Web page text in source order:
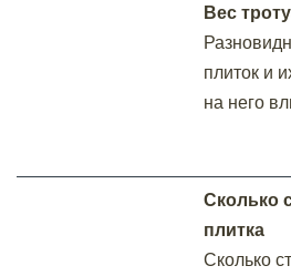
Вес
плиток и
на него
Cколько
плитка
Сколько